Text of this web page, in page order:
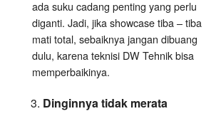
ada suku cadang penting yang perlu
diganti. Jadi, jika showcase tiba – tiba
mati total, sebaiknya jangan dibuang
dulu, karena teknisi DW Tehnik bisa
memperbaikinya.
Dinginnya tidak merata